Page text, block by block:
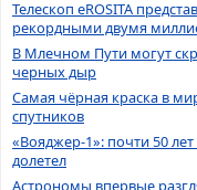
Телескоп eROSITA
рекордными двумя
В Млечном Пути могут
черных дыр
Самая чёрная краска в
спутников
«Вояджер-1»: почти 50
долетел